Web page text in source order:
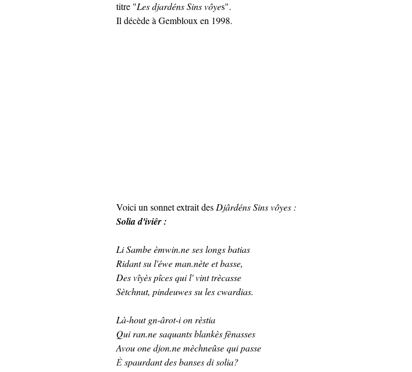
titre "Les djardéns Sins vôyes".
Il décède à Gembloux en 1998.
Voici un sonnet extrait des Djârdéns Sins vôyes :
Solia d'iviêr :
Li Sambe èmwin.ne ses longs batias
Ridant su l'éwe man.nète et basse,
Des vîyès pîces qui l' vint trècasse
Sètchnut, pindeuwes su les cwardias.
Là-hout gn-ârot-i on rèstia
Qui ran.ne saquants blankès fènasses
Avou one djon.ne mèchneûse qui passe
Èspaurdant des banses di solia?